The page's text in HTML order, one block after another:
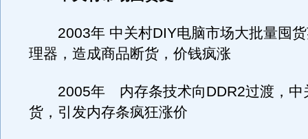
2003年 中关村DIY电脑市场大批量囤货
理器，造成商品断货，价钱疯涨
2005年 内存条技术向DDR2过渡，中
货，引发内存条疯狂涨价